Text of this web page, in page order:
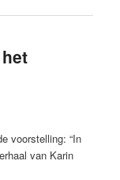
voorstelling: “In
van Karin